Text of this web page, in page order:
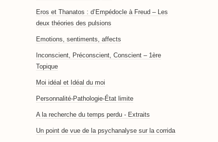
Eros et Thanatos : d’Empédocle à Freud – Les
deux théories des pulsions
Emotions, sentiments, affects
Inconscient, Préconscient, Conscient – 1ère
Topique
Moi idéal et Idéal du moi
Personnalité-Pathologie-État limite
A la recherche du temps perdu - Extraits
Un point de vue de la psychanalyse sur la corrida